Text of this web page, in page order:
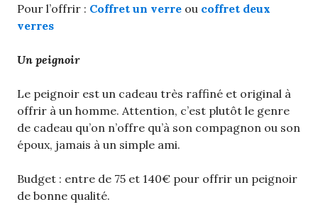
Pour l’offrir : Coffret un verre ou coffret deux
verres
Un peignoir
Le peignoir est un cadeau très raffiné et original à
offrir à un homme. Attention, c’est plutôt le genre
de cadeau qu’on n’offre qu’à son compagnon ou son
époux, jamais à un simple ami.
Budget : entre de 75 et 140€ pour offrir un peignoir
de bonne qualité.